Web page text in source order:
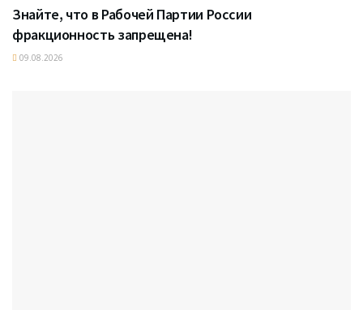
Знайте, что в Рабочей Партии России
фракционность запрещена!
09.08.2026